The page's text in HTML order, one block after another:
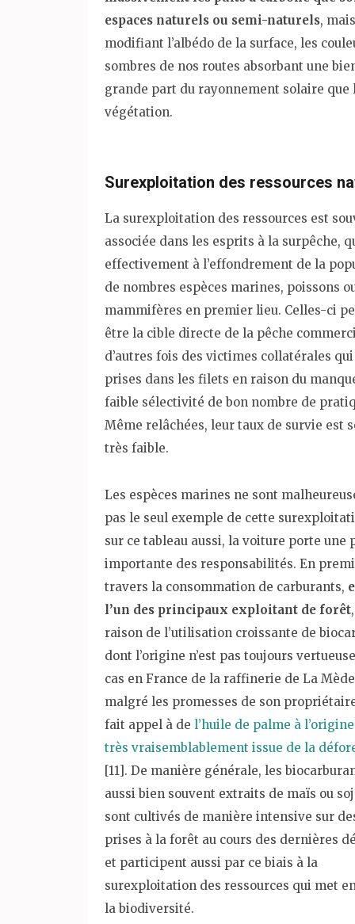
espaces naturels ou semi-naturels,
modifiant l’albédo de la surface, les
sombres de nos routes absorbant une
grande part du rayonnement solaire que
végétation.
Surexploitation des ressources
La surexploitation des ressources est
associée dans les esprits à la surpêche,
effectivement à l’effondrement de la
de nombres espèces marines, poissons
mammifères en premier lieu. Celles-ci
être la cible directe de la pêche
d’autres fois des victimes collatérales
prises dans les filets en raison du
faible sélectivité de bon nombre de
Même relâchées, leur taux de survie est
très faible.
Les espèces marines ne sont
pas le seul exemple de cette
sur ce tableau aussi, la voiture porte une
importante des responsabilités. En
travers la consommation de carburants,
l’un des principaux exploitant de forêt
raison de l’utilisation croissante de
dont l’origine n’est pas toujours
cas en France de la raffinerie de La
malgré les promesses de son
fait appel à de l’huile de palme à
très vraisemblablement issue de la
[11]. De manière générale, les
aussi bien souvent extraits de maïs ou
sont cultivés de manière intensive sur
prises à la forêt au cours des dernières
et participent aussi par ce biais à la
surexploitation des ressources qui met
la biodiversité.